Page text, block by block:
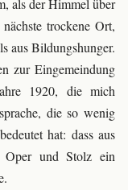
als der Himmel über
trockene Ort,
aus Bildungshunger.
zur Eingemeindung
1920, die mich
die so wenig
hat: dass aus
Oper und Stolz ein